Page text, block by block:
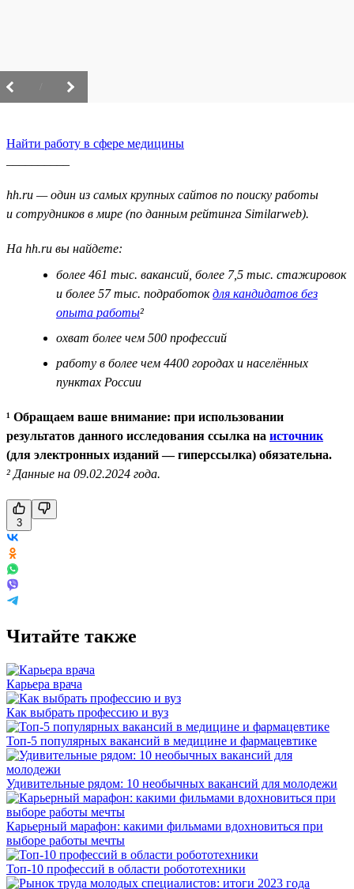
Найти работу в сфере медицины
hh.ru — один из самых крупных сайтов по поиску работы
и сотрудников в мире (по данным рейтинга Similarweb).
На hh.ru вы найдете:
более 461 тыс. вакансий, более 7,5 тыс. стажировок
и более 57 тыс. подработокдля кандидатов без
опыта работы²
охват более чем 500 профессий
работу в более чем 4400 городах и населённых
пунктах России
¹ Обращаем ваше внимание: при использовании
результатов данного исследования ссылка на источник
(для электронных изданий — гиперссылка) обязательна.
² Данные на 09.02.2024 года.
3
Читайте также
Карьера врача
Как выбрать профессию и вуз
Топ-5 популярных вакансий в медицине и фармацевтике
Удивительные рядом: 10 необычных вакансий для молодежи
Карьерный марафон: какими фильмами вдохновиться при
выборе работы мечты
Топ-10 профессий в области робототехники